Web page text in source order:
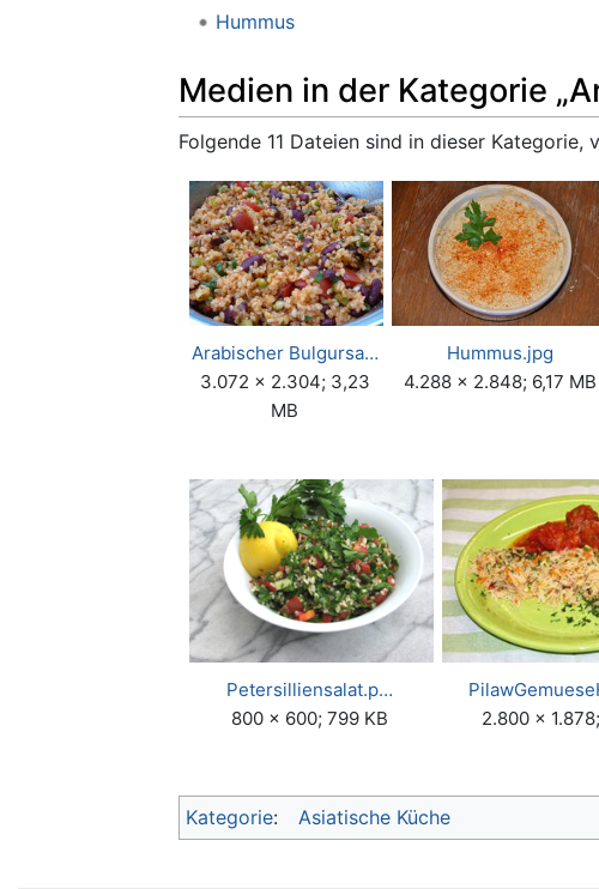
Hummus
Medien in der Kategorie
Folgende 11 Dateien sind in dieser Kategorie,
Arabischer Bulgursa…
3.072 × 2.304; 3,23
MB
Hummus.jpg
4.288 × 2.848; 6,17 MB
Petersilliensalat.p…
800 × 600; 799 KB
2.800 ×
Kategorie: Asiatische Küche